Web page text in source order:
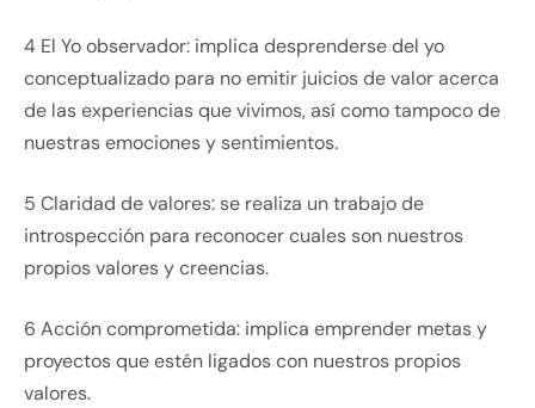
4 El Yo observador: implica desprenderse del yo
conceptualizado para no emitir juicios de valor acerca
de las experiencias que vivimos, así como tampoco de
nuestras emociones y sentimientos.
5 Claridad de valores: se realiza un trabajo de
introspección para reconocer cuales son nuestros
propios valores y creencias.
6 Acción comprometida: implica emprender metas y
proyectos que estén ligados con nuestros propios
valores.